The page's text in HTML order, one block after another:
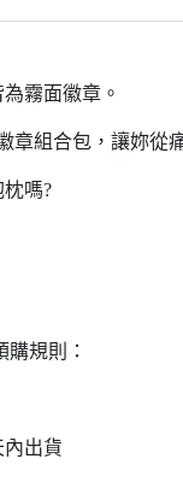
霧面徽章。
章組合包，讓妳從
嗎?
規則：
出貨